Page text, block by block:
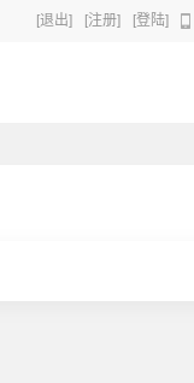
[退出] [注册] [登陆]